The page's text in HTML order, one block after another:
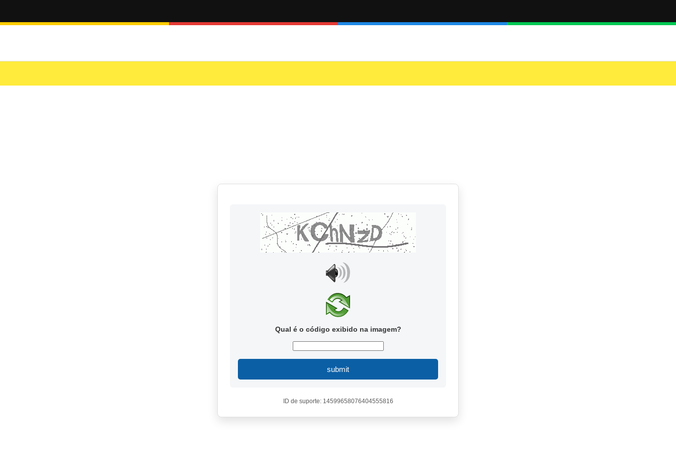
Qual é o código exibido na imagem?
submit
ID de suporte: 14599658076404555816